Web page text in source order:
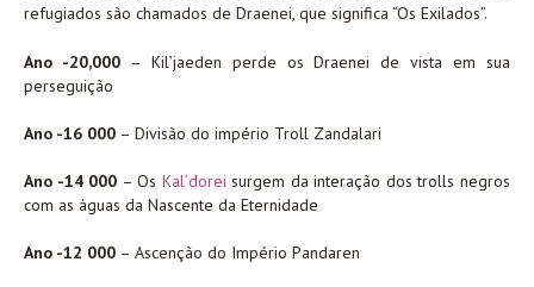
refugiados são chamados de Draenei, que significa “Os Exilados”.
Ano -20,000– Kil’jaeden perde os Draenei de vista em sua
perseguição
Ano -16 000 – Divisão do império Troll Zandalari
Ano -14 000 – Os Kal’dorei surgem da interação dos trolls negros
com as águas da Nascente da Eternidade
Ano -12 000 – Ascenção do Império Pandaren